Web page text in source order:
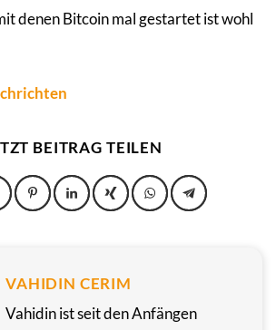
denen Bitcoin mal gestartet ist wohl
BEITRAG TEILEN
VAHIDIN CERIM
Vahidin ist seit den Anfängen